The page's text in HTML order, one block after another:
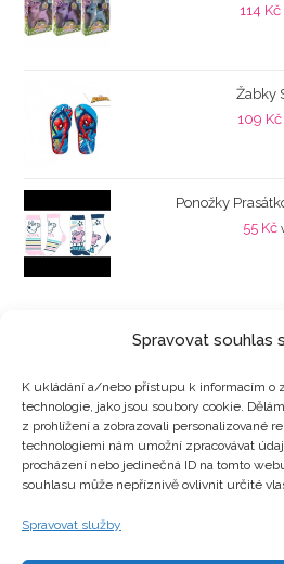
Spravovat souhlas
K ukládání a/nebo přístupu k informacím o
technologie, jako jsou soubory cookie.
z prohlížení a zobrazovali personalizované
technologiemi nám umožní zpracovávat
procházení nebo jedinečná ID na tomto
souhlasu může nepříznivě ovlivnit určité
Spravovat služby
114 Kč
Žabky
109 Kč
Ponožky
55 Kč
Kategorie produktů
Zajímavosti